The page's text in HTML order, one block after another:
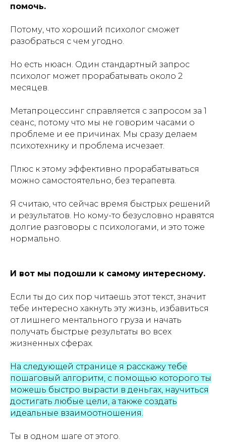
помочь.
Потому, что хороший психолог сможет
разобраться с чем угодно.
Но есть нюасн. Один стандартный запрос
психолог может прорабатывать около 2
месяцев.
Метапроцессинг справляется с запросом за 1
сеанс, потому что мы не говорим часами о
проблеме и ее причинах. Мы сразу делаем
психотехнику и проблема исчезает.
Плюс к этому эффективно прорабатываться
можно самостоятельно, без терапевта.
Я считаю, что сейчас время быстрых решений
и результатов. Но кому-то безусловно нравятся
долгие разговоры с психологами, и это тоже
нормально.
И вот мы подошли к самому интересному.
Если ты до сих пор читаешь этот текст, значит
тебе интересно хакнуть эту жизнь, избавиться
от лишнего ментального груза и начать
получать быстрые результаты во всех
жизненных сферах.
На следующей странице я расскажу тебе
пошаговый алгоритм, с помощью которого ты
можешь быстро вырасти в деньгах, научиться
достигать любые цели, а также создать
идеальные взаимоотношения.
Ты в одном шаге от этого.